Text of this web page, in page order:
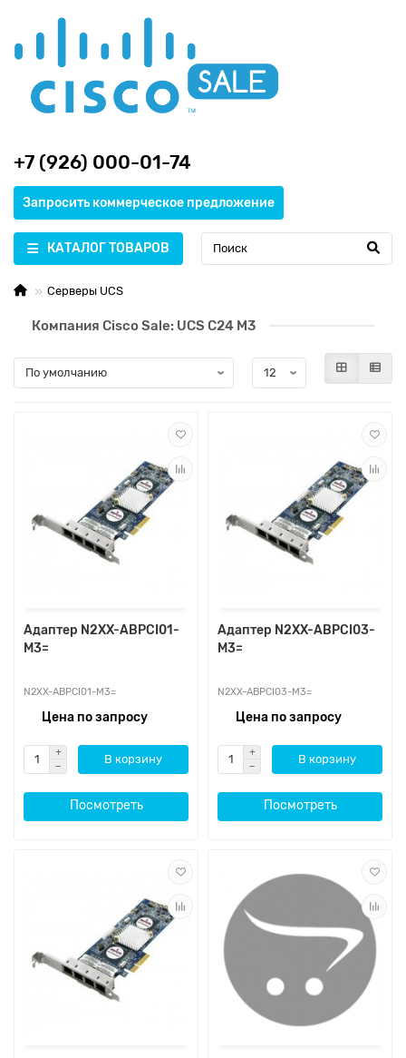
+7 (926) 000-01-74
Запросить коммерческое предложение
КАТАЛОГ ТОВАРОВ
Серверы UCS
Компания Cisco Sale: UCS C24 M3
Адаптер N2XX-ABPCI01-
M3=
N2XX-ABPCI01-M3=
Цена по запросу
В корзину
Посмотреть
Адаптер N2XX-ABPCI03-
M3=
N2XX-ABPCI03-M3=
Цена по запросу
В корзину
Посмотреть